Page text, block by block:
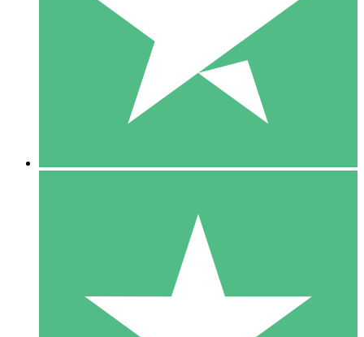
monatliche Verpflichtung erforderlich.
10 00
10 Downloads
20 00